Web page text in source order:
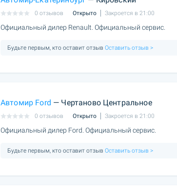
0 отзывов Открыто Закроется в 21:00
Официальный дилер Renault. Официальный сервис.
Будьте первым, кто оставит отзыв Оставить отзыв >
Автомир Ford — Чертаново Центральное
0 отзывов Открыто Закроется в 21:00
Официальный дилер Ford. Официальный сервис.
Будьте первым, кто оставит отзыв Оставить отзыв >